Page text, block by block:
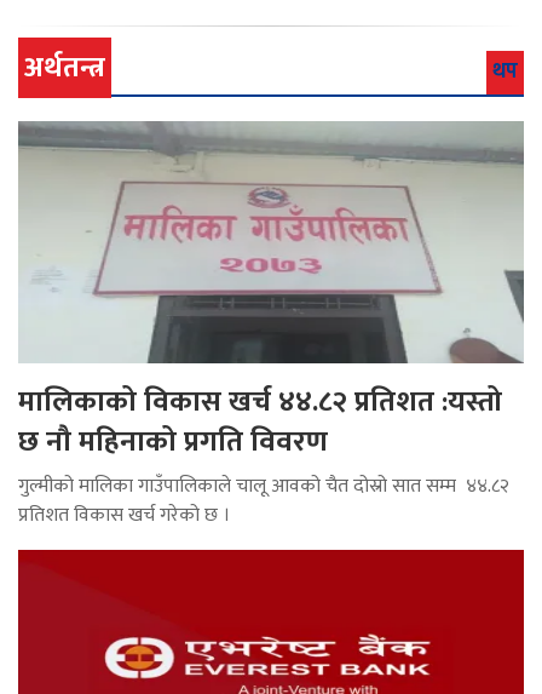
अर्थतन्त्र थप
मालिकाको विकास खर्च ४४.८२ प्रतिशत :यस्तो
छ नौ महिनाको प्रगति विवरण
गुल्मीको मालिका गाउँपालिकाले चालू आवको चैत दोस्रो सात सम्म ४४.८२
प्रतिशत विकास खर्च गरेको छ ।